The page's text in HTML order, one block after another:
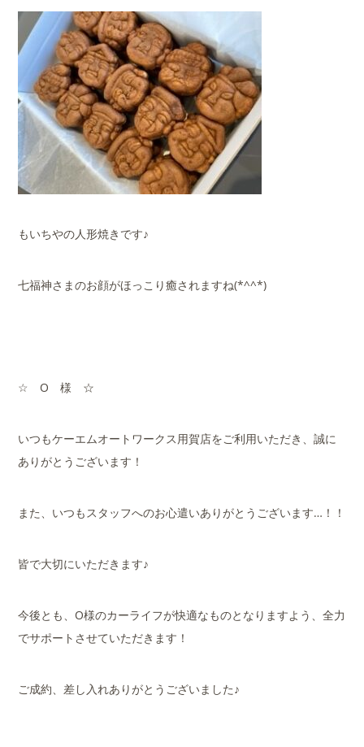
もいちやの人形焼きです♪
七福神さまのお顔がほっこり癒されますね(*^^*)
☆ O 様 ☆
いつもケーエムオートワークス用賀店をご利用いただき、誠に
ありがとうございます！
また、いつもスタッフへのお心遣いありがとうございます…！！
皆で大切にいただきます♪
今後とも、O様のカーライフが快適なものとなりますよう、全力
でサポートさせていただきます！
ご成約、差し入れありがとうございました♪